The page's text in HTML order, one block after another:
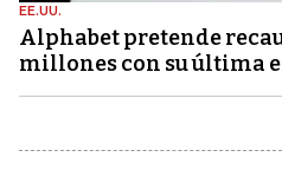
EE.UU.
Alphabet pretende
millones con su última